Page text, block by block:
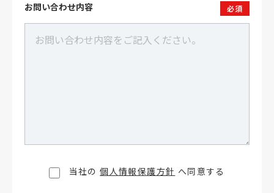
お問い合わせ内容 必須
当社の 個人情報保護方針 へ同意する